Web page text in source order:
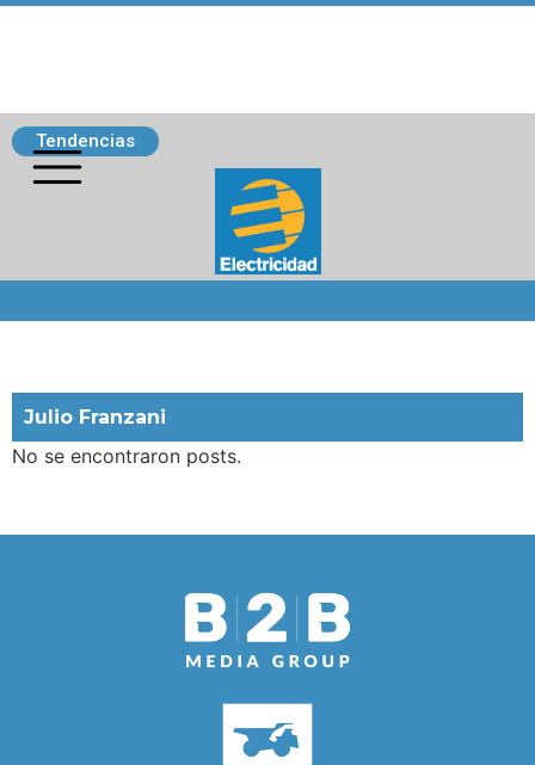
Tendencias
Julio Franzani
No se encontraron posts.